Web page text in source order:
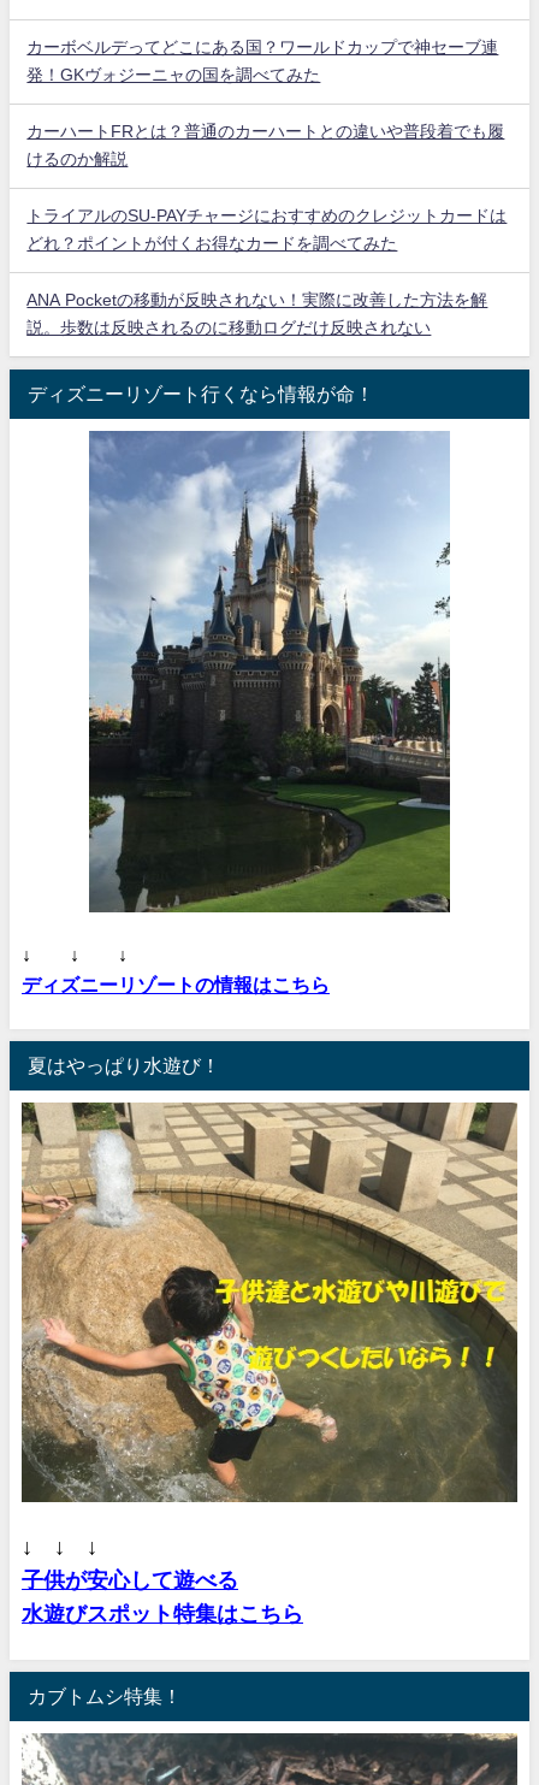
カーボベルデってどこにある国？ワールドカップで神セーブ連
発！GKヴォジーニャの国を調べてみた
カーハートFRとは？普通のカーハートとの違いや普段着でも履
けるのか解説
トライアルのSU-PAYチャージにおすすめのクレジットカードは
どれ？ポイントが付くお得なカードを調べてみた
ANA Pocketの移動が反映されない！実際に改善した方法を解
説。歩数は反映されるのに移動ログだけ反映されない
ディズニーリゾート行くなら情報が命！
↓ ↓ ↓
ディズニーリゾートの情報はこちら
夏はやっぱり水遊び！
↓ ↓ ↓
子供が安心して遊べる
水遊びスポット特集はこちら
カブトムシ特集！